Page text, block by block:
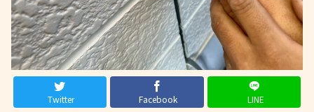
Twitter Facebook LINE